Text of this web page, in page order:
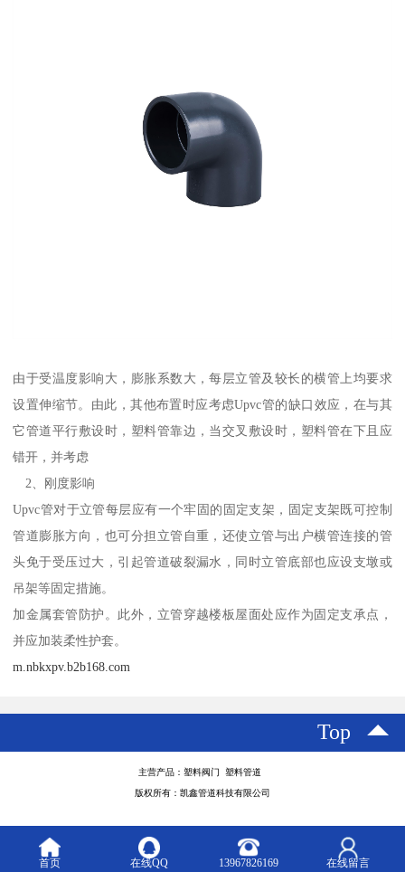
由于受温度影响大，膨胀系数大，每层立管及较长的横管上均要求
设置伸缩节。由此，其他布置时应考虑Upvc管的缺口效应，在与其
它管道平行敷设时，塑料管靠边，当交叉敷设时，塑料管在下且应
错开，并考虑
2、刚度影响
Upvc管对于立管每层应有一个牢固的固定支架，固定支架既可控制
管道膨胀方向，也可分担立管自重，还使立管与出户横管连接的管
头免于受压过大，引起管道破裂漏水，同时立管底部也应设支墩或
吊架等固定措施。
加金属套管防护。此外，立管穿越楼板屋面处应作为固定支承点，
并应加装柔性护套。
m.nbkxpv.b2b168.com
Top
主营产品：塑料阀门 塑料管道
版权所有：凯鑫管道科技有限公司
首页 在线QQ 13967826169 在线留言